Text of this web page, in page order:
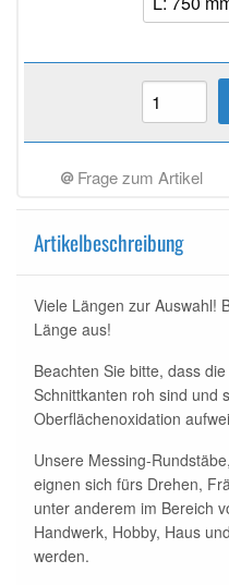
Frage zum Artikel
Artikelbeschreibung
Viele Längen zur Auswahl!
Länge aus!
Beachten Sie bitte, dass
Schnittkanten roh sind und
Oberflächenoxidation
Unsere Messing-
eignen sich fürs Drehen,
unter anderem im Bereich
Handwerk, Hobby, Haus
werden.